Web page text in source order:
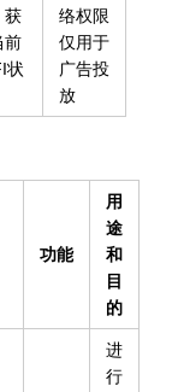
获
前
状
络权限
仅用于
广告投
放
功能
用
途
和
目
的
进
行